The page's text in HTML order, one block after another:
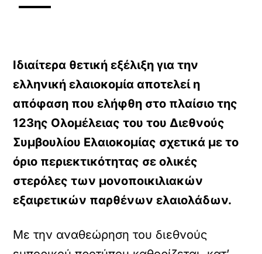
Ιδιαίτερα θετική εξέλιξη για την
ελληνική ελαιοκομία αποτελεί η
απόφαση που ελήφθη στο πλαίσιο της
123ης Ολομέλειας του του Διεθνούς
Συμβουλίου Ελαιοκομίας σχετικά με το
όριο περιεκτικότητας σε ολικές
στερόλες των μονοποικιλιακών
εξαιρετικών παρθένων ελαιολάδων.
Με την αναθεώρηση του διεθνούς